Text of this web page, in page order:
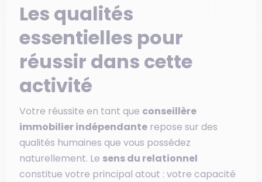
Les qualités
essentielles pour
réussir dans cette
activité
Votre réussite en tant que conseillère
immobilier indépendanterepose sur des
qualités humaines que vous possédez
naturellement. Le sens du relationnel
constitue votre principal atout : votre capacité